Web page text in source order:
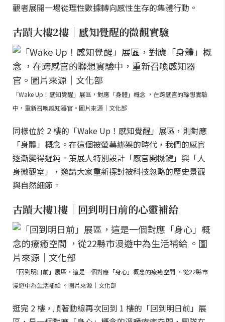
觀者展開一場從理性數據轉向感性生存的集體行動。
古蹟大樓2樓｜感知覺醒的微觀實驗
「Wake Up！感知覺醒」展區，對應「身體」概念 ，在跨感官的聯想實驗
中，重新召喚感知器官。圖片來源｜文化部
同樣位於 2 樓的「Wake Up！感知覺醒」展區，則對應
「身體」概念。在這個被螢幕綁架的時代，我們的感官
逐漸變得遲鈍。策展人特別設計「感官開機鍵」與「人
身微觀室」，邀請大家重新探討被科技忽略的歷史景觀
與自然細節。
古蹟大樓1樓｜回到明日前的心靈補給
「回到明日前」展區，這是一個對應「身心」概念的療癒空間 ，從22縣市
漫遊中為生活補給 。圖片來源｜文化部
逛完 2 樓，順著動線再次回到 1 樓的「回到明日前」展